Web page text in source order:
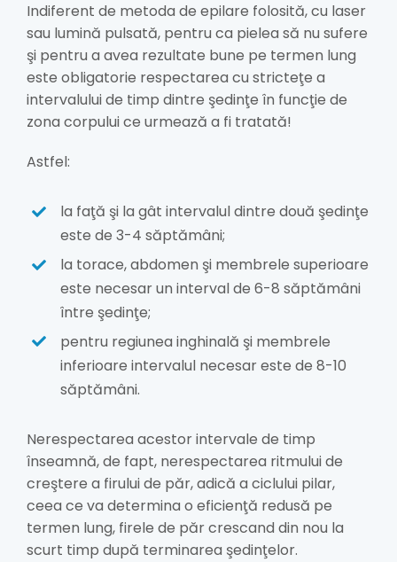
Indiferent de metoda de epilare folosită, cu laser
sau lumină pulsată, pentru ca pielea să nu sufere
şi pentru a avea rezultate bune pe termen lung
este obligatorie respectarea cu stricteţe a
intervalului de timp dintre şedinţe în funcţie de
zona corpului ce urmează a fi tratată!
Astfel:
la faţă şi la gât intervalul dintre două şedinţe
este de 3-4 săptămâni;
la torace, abdomen şi membrele superioare
este necesar un interval de 6-8 săptămâni
între şedinţe;
pentru regiunea inghinală şi membrele
inferioare intervalul necesar este de 8-10
săptămâni.
Nerespectarea acestor intervale de timp
înseamnă, de fapt, nerespectarea ritmului de
creştere a firului de păr, adică a ciclului pilar,
ceea ce va determina o eficienţă redusă pe
termen lung, firele de păr crescand din nou la
scurt timp după terminarea şedinţelor.